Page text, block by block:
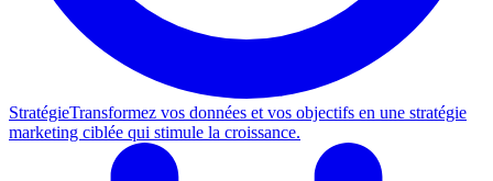
StratégieTransformez vos données et vos objectifs en une stratégie
marketing ciblée qui stimule la croissance.